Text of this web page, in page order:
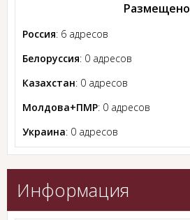
Размещено
Россия: 6 адресов
Белоруссия: 0 адресов
Казахстан: 0 адресов
Молдова+ПМР: 0 адресов
Украина: 0 адресов
Информация